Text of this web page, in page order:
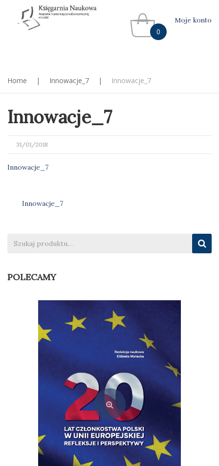
0
Moje konto
Home | Innowacje_7 | Innowacje_7
Innowacje_7
POSTED
ON
31/01/2018
Innowacje_7
Nawigacja
wpisu
Innowacje_7
POLECAMY